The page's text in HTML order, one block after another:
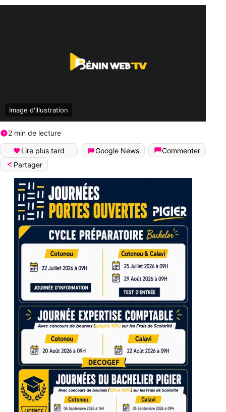
Image d'illustration
2 min de lecture
Lire plus tard Google News
Commenter
Partager